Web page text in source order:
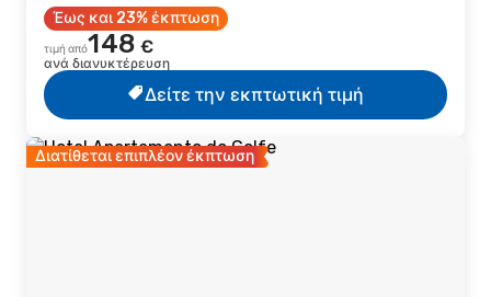
Έως και 23% έκπτωση
τιμή από148 €
ανά διανυκτέρευση
Δείτε την εκπτωτική τιμή
Διατίθεται επιπλέον έκπτωση